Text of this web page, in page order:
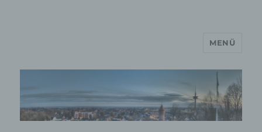
MP Mario Porten Beratung
Training Coaching
MENÜ